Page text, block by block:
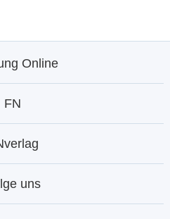
Online
FN
uns